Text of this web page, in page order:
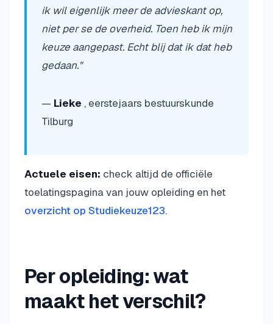
ik wil eigenlijk meer de advieskant op,
niet per se de overheid. Toen heb ik mijn
keuze aangepast. Echt blij dat ik dat heb
gedaan."
— Lieke , eerstejaars bestuurskunde
Tilburg
Actuele eisen: check altijd de officiële
toelatingspagina van jouw opleiding en het
overzicht op Studiekeuze123.
Per opleiding: wat
maakt het verschil?